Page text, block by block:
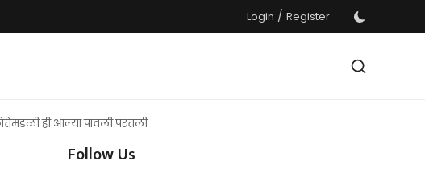
Login / Register
ही आल्या पावली परतली
Follow Us